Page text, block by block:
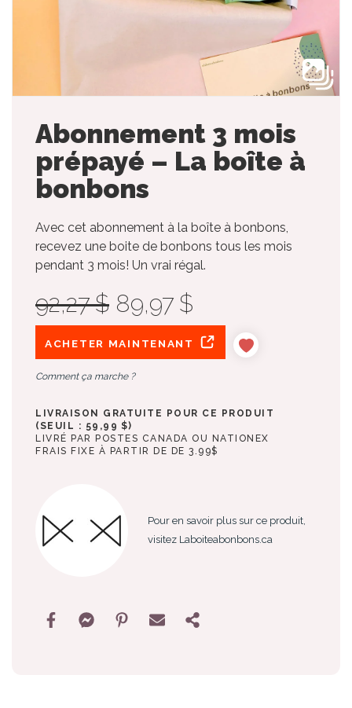
Abonnement 3 mois
prépayé – La boîte à
bonbons
Avec cet abonnement à la boîte à bonbons,
recevez une boite de bonbons tous les mois
pendant 3 mois! Un vrai régal.
92,27 $ 89,97 $
ACHETER MAINTENANT
Comment ça marche ?
LIVRAISON GRATUITE POUR CE PRODUIT
(SEUIL : 59,99 $)
LIVRÉ PAR POSTES CANADA OU NATIONEX
FRAIS FIXE À PARTIR DE DE 3.99$
Pour en savoir plus sur ce produit,
visitez Laboiteabonbons.ca